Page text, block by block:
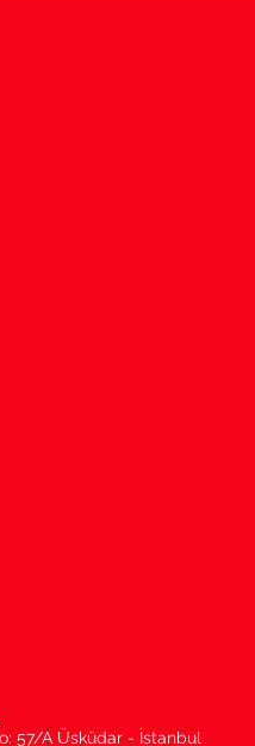
57/A Üsküdar - İstanbul